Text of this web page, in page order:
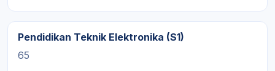
Pendidikan Teknik Elektronika (S1)
65